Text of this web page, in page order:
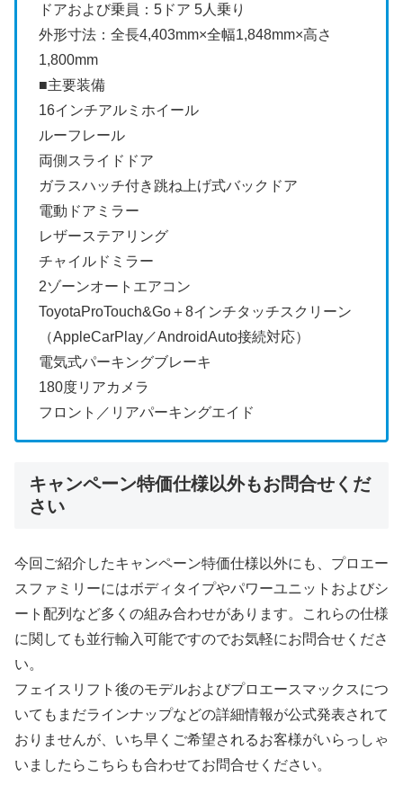
ドアおよび乗員：5ドア 5人乗り
外形寸法：全長4,403mm×全幅1,848mm×高さ
1,800mm
■主要装備
16インチアルミホイール
ルーフレール
両側スライドドア
ガラスハッチ付き跳ね上げ式バックドア
電動ドアミラー
レザーステアリング
チャイルドミラー
2ゾーンオートエアコン
ToyotaProTouch&Go＋8インチタッチスクリーン
（AppleCarPlay／AndroidAuto接続対応）
電気式パーキングブレーキ
180度リアカメラ
フロント／リアパーキングエイド
キャンペーン特価仕様以外もお問合せくだ
さい
今回ご紹介したキャンペーン特価仕様以外にも、プロエー
スファミリーにはボディタイプやパワーユニットおよびシ
ート配列など多くの組み合わせがあります。これらの仕様
に関しても並行輸入可能ですのでお気軽にお問合せくださ
い。
フェイスリフト後のモデルおよびプロエースマックスにつ
いてもまだラインナップなどの詳細情報が公式発表されて
おりませんが、いち早くご希望されるお客様がいらっしゃ
いましたらこちらも合わせてお問合せください。